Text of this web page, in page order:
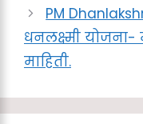
PM
धनलक्ष्मी योजना-
माहिती.